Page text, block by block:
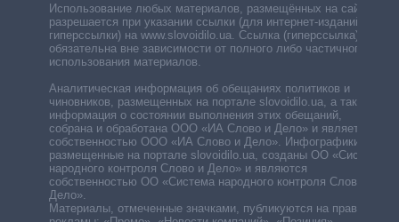
Использование любых материалов, размещённых на сайте,
разрешается при указании ссылки (для интернет-изданий —
гиперссылки) на www.slovoidilo.ua. Ссылка (гиперссылка)
обязательна вне зависимости от полного либо частичного
использования материалов.
Аналитическая информация об обещаниях политиков и
чиновников, размещенных на портале slovoidilo.ua, а также
информация о состоянии выполнения этих обещаний,
собрана и обработана ООО «ИА Слово и Дело» и является
собственностью ООО «ИА Слово и Дело». Инфографики,
размещенные на портале slovoidilo.ua, созданы ОО «Система
народного контроля Слово и Дело» и являются
собственностью ОО «Система народного контроля Слово и
Дело».
Материалы, отмеченные значками, публикуются на правах